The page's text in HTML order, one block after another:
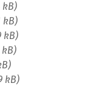
kB)
kB)
kB)
kB)
kB)